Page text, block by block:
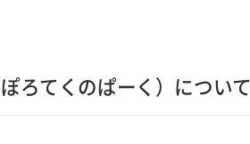
ろてくのぱーく）について